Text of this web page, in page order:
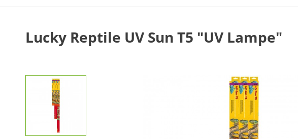
Lucky Reptile UV Sun T5 "UV Lampe"